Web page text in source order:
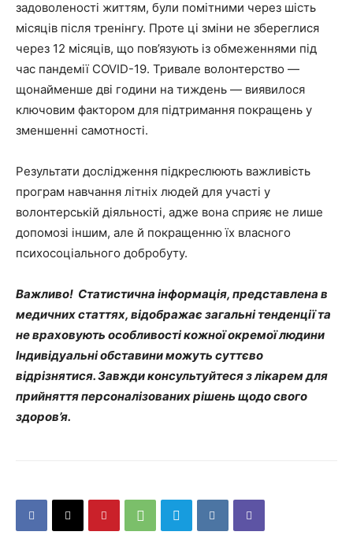
задоволеності життям, були помітними через шість
місяців після тренінгу. Проте ці зміни не збереглися
через 12 місяців, що пов’язують із обмеженнями під
час пандемії COVID-19. Тривале волонтерство —
щонайменше дві години на тиждень — виявилося
ключовим фактором для підтримання покращень у
зменшенні самотності.
Результати дослідження підкреслюють важливість
програм навчання літніх людей для участі у
волонтерській діяльності, адже вона сприяє не лише
допомозі іншим, але й покращенню їх власного
психосоціального добробуту.
Важливо! Статистична інформація, представлена в
медичних статтях, відображає загальні тенденції та
не враховують особливості кожної окремої людини
Індивідуальні обставини можуть суттєво
відрізнятися. Завжди консультуйтеся з лікарем для
прийняття персоналізованих рішень щодо свого
здоров’я.